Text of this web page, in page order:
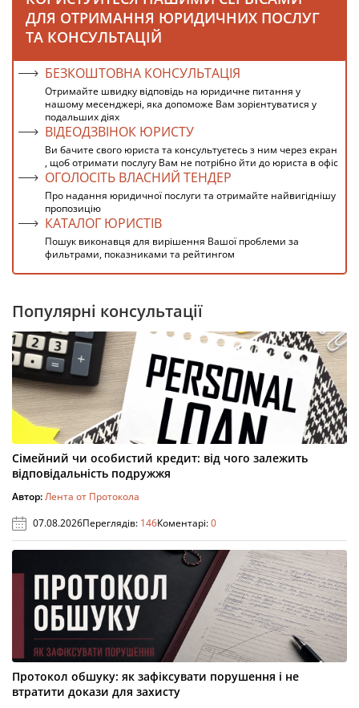
ДЛЯ ОТРИМАННЯ ЮРИДИЧНИХ ПОСЛУГ
ТА КОНСУЛЬТАЦІЙ
БЕЗКОШТОВНА КОНСУЛЬТАЦІЯ
Отримайте швидку відповідь на юридичне питання у
нашому месенджері, яка допоможе Вам зорієнтуватися у
подальших діях
ВІДЕОДЗВІНОК ЮРИСТУ
Ви бачите свого юриста та консультуєтесь з ним через екран
, щоб отримати послугу Вам не потрібно йти до юриста в офіс
ОГОЛОСІТЬ ВЛАСНИЙ ТЕНДЕР
Про надання юридичної послуги та отримайте найвигіднішу
пропозицію
КАТАЛОГ ЮРИСТІВ
Пошук виконавця для вирішення Вашої проблеми за
фильтрами, показниками та рейтингом
Популярні консультації
Сімейний чи особистий кредит: від чого залежить
відповідальність подружжя
Автор:Лента от Протокола
07.08.2026Переглядів: 146Коментарі:0
Протокол обшуку: як зафіксувати порушення і не
втратити докази для захисту